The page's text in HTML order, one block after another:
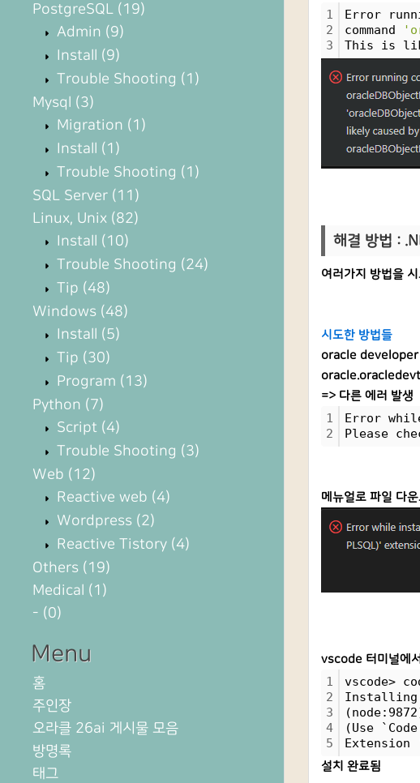
PostgreSQL (19)
Admin (9)
Install (9)
Trouble Shooting (1)
Mysql (3)
Migration (1)
Install (1)
Trouble Shooting (1)
SQL Server (11)
Linux, Unix (82)
Install (10)
Trouble Shooting (24)
Tip (48)
Windows (48)
Install (5)
Tip (30)
Program (13)
Python (7)
Script (4)
Trouble Shooting (3)
Web (12)
Reactive web (4)
Wordpress (2)
Reactive Tistory (4)
Others (19)
Medical (1)
- (0)
Menu
홈
주인장
오라클 26ai 게시물 모음
방명록
태그
1
2
3
Error
command
This is
해결 방법 :
여러가지 방법을
시도한 방법들
oracle
=> 다른 에러 발생
1
2
Error
Please
메뉴얼로 파일 다
vscode 터미널에
1
2
3
4
5
vscode>
Installing
(Use `Code
Extension
설치 완료됨